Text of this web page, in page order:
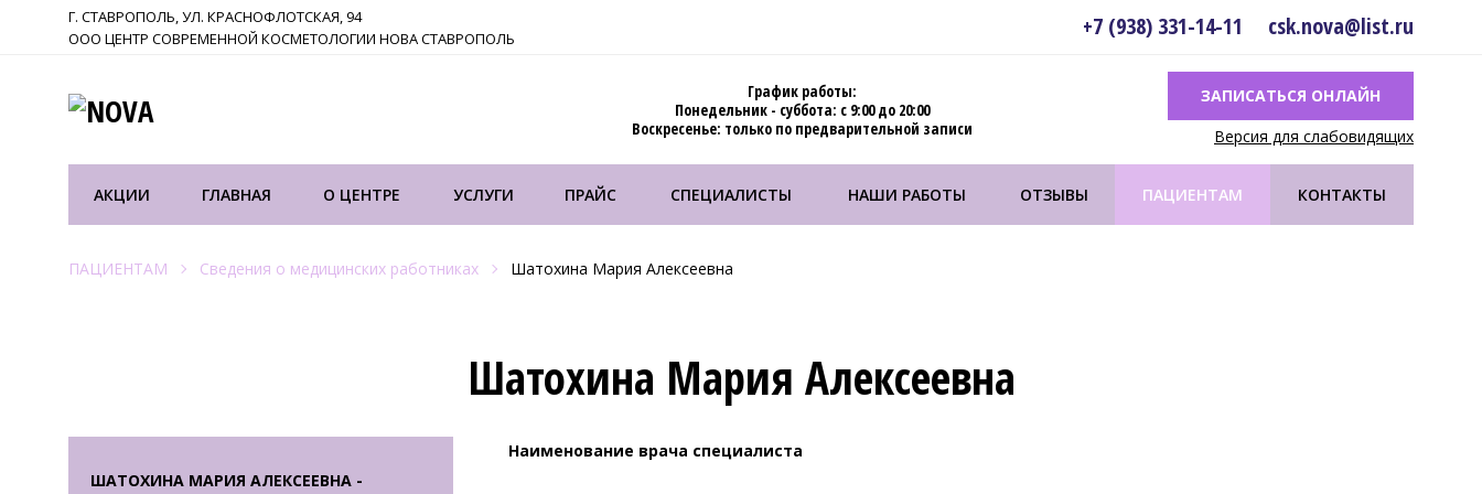
Г. СТАВРОПОЛЬ, УЛ. КРАСНОФЛОТСКАЯ, 94
ООО ЦЕНТР СОВРЕМЕННОЙ КОСМЕТОЛОГИИ НОВА СТАВРОПОЛЬ
+7 (938) 331-14-11 csk.nova@list.ru
ЗАПИСАТЬСЯ ОНЛАЙН
Версия для слабовидящих
График работы:
Понедельник - суббота: с 9:00 до 20:00
Воскресенье: только по предварительной записи
АКЦИИ ГЛАВНАЯ О ЦЕНТРЕ УСЛУГИ ПРАЙС СПЕЦИАЛИСТЫ НАШИ РАБОТЫ ОТЗЫВЫ ПАЦИЕНТАМ КОНТАКТЫ
ПАЦИЕНТАМ Сведения о медицинских работниках Шатохина Мария Алексеевна
Шатохина Мария Алексеевна
ШАТОХИНА МАРИЯ АЛЕКСЕЕВНА -
Наименование врача специалиста